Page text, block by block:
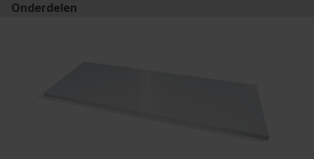
Onderdelen